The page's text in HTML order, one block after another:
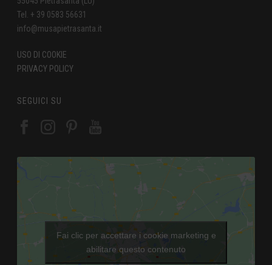
Tel. + 39 0583 56631
info@musapietrasanta.it
USO DI COOKIE
PRIVACY POLICY
SEGUICI SU
Fai clic per accettare i cookie marketing e
abilitare questo contenuto